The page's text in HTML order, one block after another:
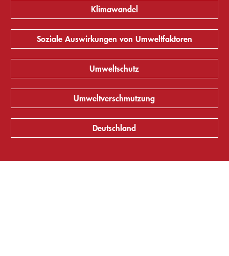
Klimawandel
Soziale Auswirkungen von Umweltfaktoren
Umweltschutz
Umweltverschmutzung
Deutschland